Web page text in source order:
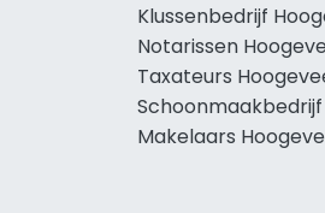
Klussenbedrijf
Notarissen
Taxateurs
Makelaars